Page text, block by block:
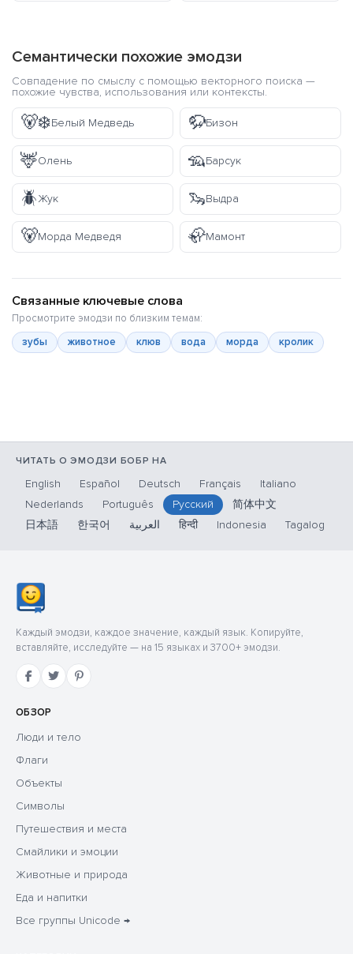
Семантически похожие эмодзи
Совпадение по смыслу с помощью векторного поиска —
похожие чувства, использования или контексты.
🐻‍❄️Белый Медведь 🦬Бизон
🦌Олень 🦡Барсук
🪲Жук 🦦Выдра
🐻Морда Медведя 🦣Мамонт
Связанные ключевые слова
Просмотрите эмодзи по близким темам:
зубы
животное клюв вода морда кролик
ЧИТАТЬ О ЭМОДЗИ БОБР НА
English Español Deutsch Français
Italiano
Nederlands
Português Русский
简体中文
日本語
한국어 العربية हिन्दी Indonesia Tagalog
Каждый эмодзи, каждое значение, каждый язык. Копируйте,
вставляйте, исследуйте — на 15 языках и 3700+ эмодзи.
ОБЗОР
Люди и тело
Флаги
Объекты
Символы
Путешествия и места
Смайлики и эмоции
Животные и природа
Еда и напитки
Все группы Unicode →